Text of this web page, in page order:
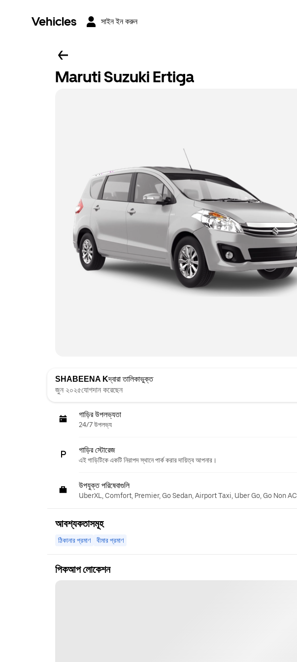
Vehicles সাইন ইন করুন
Maruti Suzuki Ertiga
SHABEENA Kদ্বারা তালিকাভুক্ত
জুন ২০২৫যোগদান করেছেন
গাড়ির উপলভ্যতা
24/7 উপলভ্য
গাড়ির স্টোরেজ
এই গাড়িটিকে একটি নিরাপদ স্থানে পার্ক করার দায়িত্ব আপনার।
উপযুক্ত পরিষেবাগুলি
UberXL, Comfort, Premier, Go Sedan, Airport Taxi, Uber Go, Go Non AC
আবশ্যকতাসমূহ
ঠিকানার প্রমাণ বীমার প্রমাণ
পিকআপ লোকেশন